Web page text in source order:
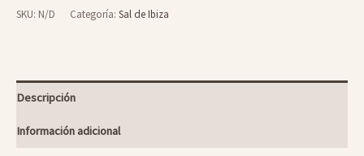
Barbacoa
SKU: N/D Categoría: Sal de Ibiza
Descripción
Información adicional